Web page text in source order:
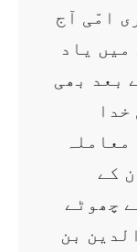
امّی آج
میں یاد
بعد بھی
کے
چھوٹے
بن